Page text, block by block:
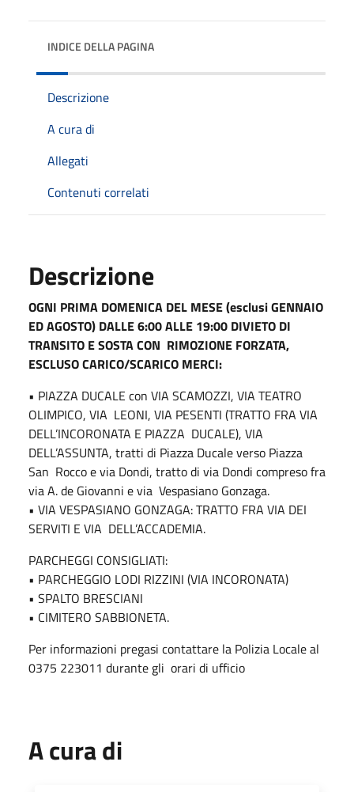
INDICE DELLA PAGINA
Descrizione
A cura di
Allegati
Contenuti correlati
Descrizione
OGNI PRIMA DOMENICA DEL MESE (esclusi GENNAIO
ED AGOSTO) DALLE 6:00 ALLE 19:00 DIVIETO DI
TRANSITO E SOSTA CON RIMOZIONE FORZATA,
ESCLUSO CARICO/SCARICO MERCI:
• PIAZZA DUCALE con VIA SCAMOZZI, VIA TEATRO
OLIMPICO, VIA LEONI, VIA PESENTI (TRATTO FRA VIA
DELL’INCORONATA E PIAZZA DUCALE), VIA
DELL’ASSUNTA, tratti di Piazza Ducale verso Piazza
San Rocco e via Dondi, tratto di via Dondi compreso fra
via A. de Giovanni e via Vespasiano Gonzaga.
• VIA VESPASIANO GONZAGA: TRATTO FRA VIA DEI
SERVITI E VIA DELL’ACCADEMIA.
PARCHEGGI CONSIGLIATI:
• PARCHEGGIO LODI RIZZINI (VIA INCORONATA)
• SPALTO BRESCIANI
• CIMITERO SABBIONETA.
Per informazioni pregasi contattare la Polizia Locale al
0375 223011 durante gli orari di ufficio
A cura di